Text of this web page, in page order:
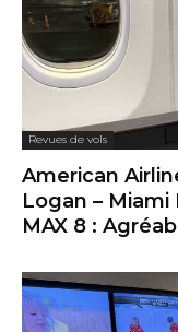
Revues de vols
American
Logan –
MAX 8 :